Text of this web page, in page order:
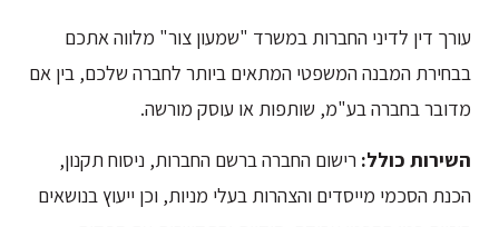
עורך דין לדיני החברות במשרד "שמעון צור" מלווה אתכם
בבחירת המבנה המשפטי המתאים ביותר לחברה שלכם, בין אם
מדובר בחברה בע"מ, שותפות או עוסק מורשה.
השירות כולל: רישום החברה ברשם החברות, ניסוח תקנון,
הכנת הסכמי מייסדים והצהרות בעלי מניות, וכן ייעוץ בנושאים